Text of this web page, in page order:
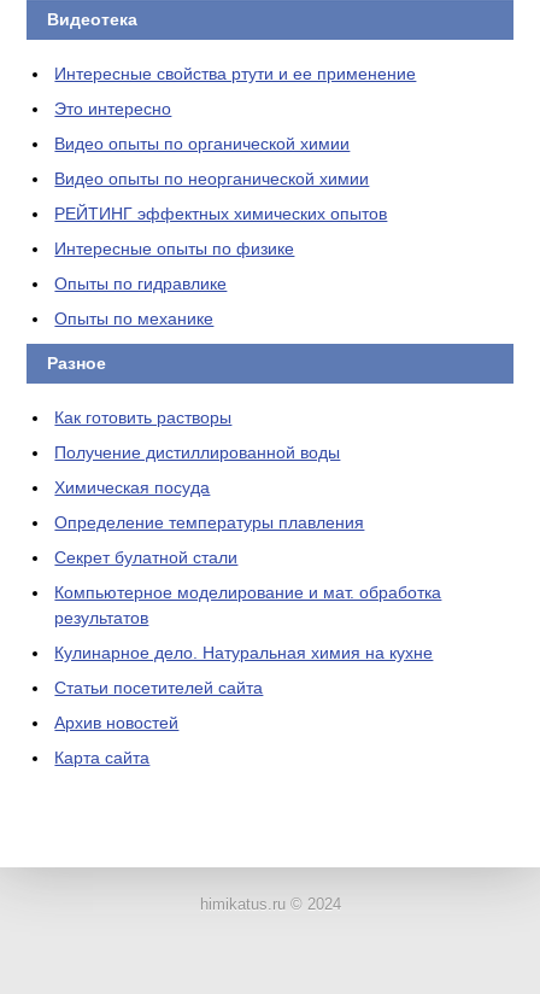
Видеотека
Интересные свойства ртути и ее применение
Это интересно
Видео опыты по органической химии
Видео опыты по неорганической химии
РЕЙТИНГ эффектных химических опытов
Интересные опыты по физике
Опыты по гидравлике
Опыты по механике
Разное
Как готовить растворы
Получение дистиллированной воды
Химическая посуда
Определение температуры плавления
Секрет булатной стали
Компьютерное моделирование и мат. обработка
результатов
Кулинарное дело. Натуральная химия на кухне
Статьи посетителей сайта
Архив новостей
Карта сайта
himikatus.ru © 2024